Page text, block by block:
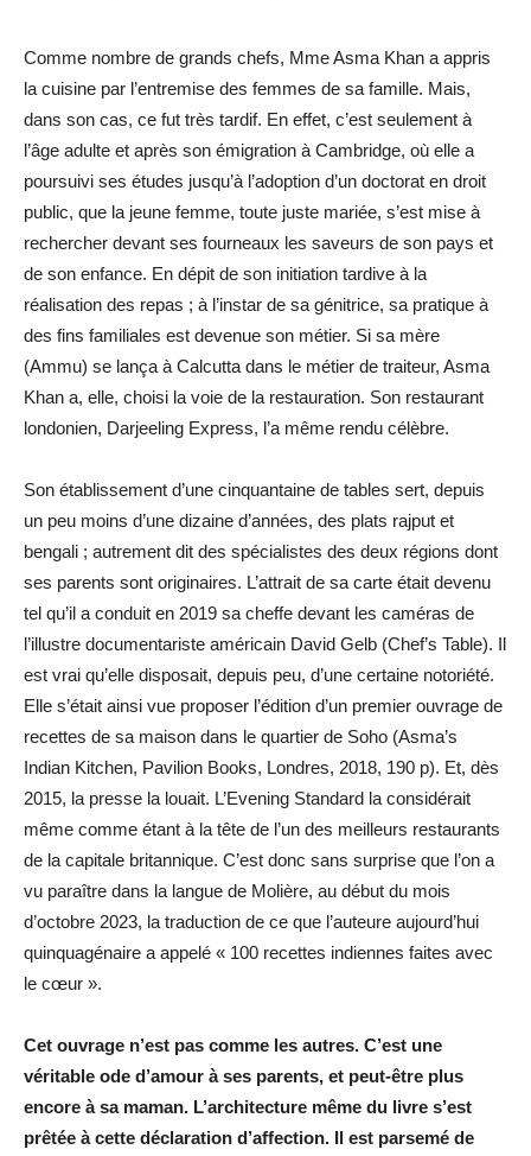
Comme nombre de grands chefs, Mme Asma Khan a appris
la cuisine par l’entremise des femmes de sa famille. Mais,
dans son cas, ce fut très tardif. En effet, c’est seulement à
l’âge adulte et après son émigration à Cambridge, où elle a
poursuivi ses études jusqu’à l’adoption d’un doctorat en droit
public, que la jeune femme, toute juste mariée, s’est mise à
rechercher devant ses fourneaux les saveurs de son pays et
de son enfance. En dépit de son initiation tardive à la
réalisation des repas ; à l’instar de sa génitrice, sa pratique à
des fins familiales est devenue son métier. Si sa mère
(Ammu) se lança à Calcutta dans le métier de traiteur, Asma
Khan a, elle, choisi la voie de la restauration. Son restaurant
londonien, Darjeeling Express, l’a même rendu célèbre.
Son établissement d’une cinquantaine de tables sert, depuis
un peu moins d’une dizaine d’années, des plats rajput et
bengali ; autrement dit des spécialistes des deux régions dont
ses parents sont originaires. L’attrait de sa carte était devenu
tel qu’il a conduit en 2019 sa cheffe devant les caméras de
l’illustre documentariste américain David Gelb (Chef’s Table). Il
est vrai qu’elle disposait, depuis peu, d’une certaine notoriété.
Elle s’était ainsi vue proposer l’édition d’un premier ouvrage de
recettes de sa maison dans le quartier de Soho (Asma’s
Indian Kitchen, Pavilion Books, Londres, 2018, 190 p). Et, dès
2015, la presse la louait. L’Evening Standard la considérait
même comme étant à la tête de l’un des meilleurs restaurants
de la capitale britannique. C’est donc sans surprise que l’on a
vu paraître dans la langue de Molière, au début du mois
d’octobre 2023, la traduction de ce que l’auteure aujourd’hui
quinquagénaire a appelé « 100 recettes indiennes faites avec
le cœur ».
Cet ouvrage n’est pas comme les autres. C’est une
véritable ode d’amour à ses parents, et peut-être plus
encore à sa maman. L’architecture même du livre s’est
prêtée à cette déclaration d’affection. Il est parsemé de